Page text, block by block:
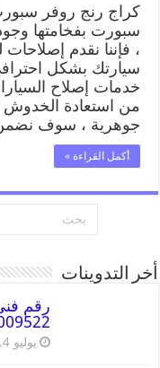
كراج رنج روفر
سبورت بفخامتها
، فإننا نقدم
سيارتك بشكل
خدمات إصلاح
من استعادة الخدوش
جوهرية ، سوف
أكمل القراءة »
أخر التدوينات
99009522 كشف تسربات
يوليو 4, 2026